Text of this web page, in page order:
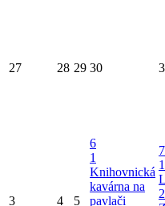
27 28 29 30
3 4 5
6
1
Knihovnická
kavárna na
pavlači
7
1